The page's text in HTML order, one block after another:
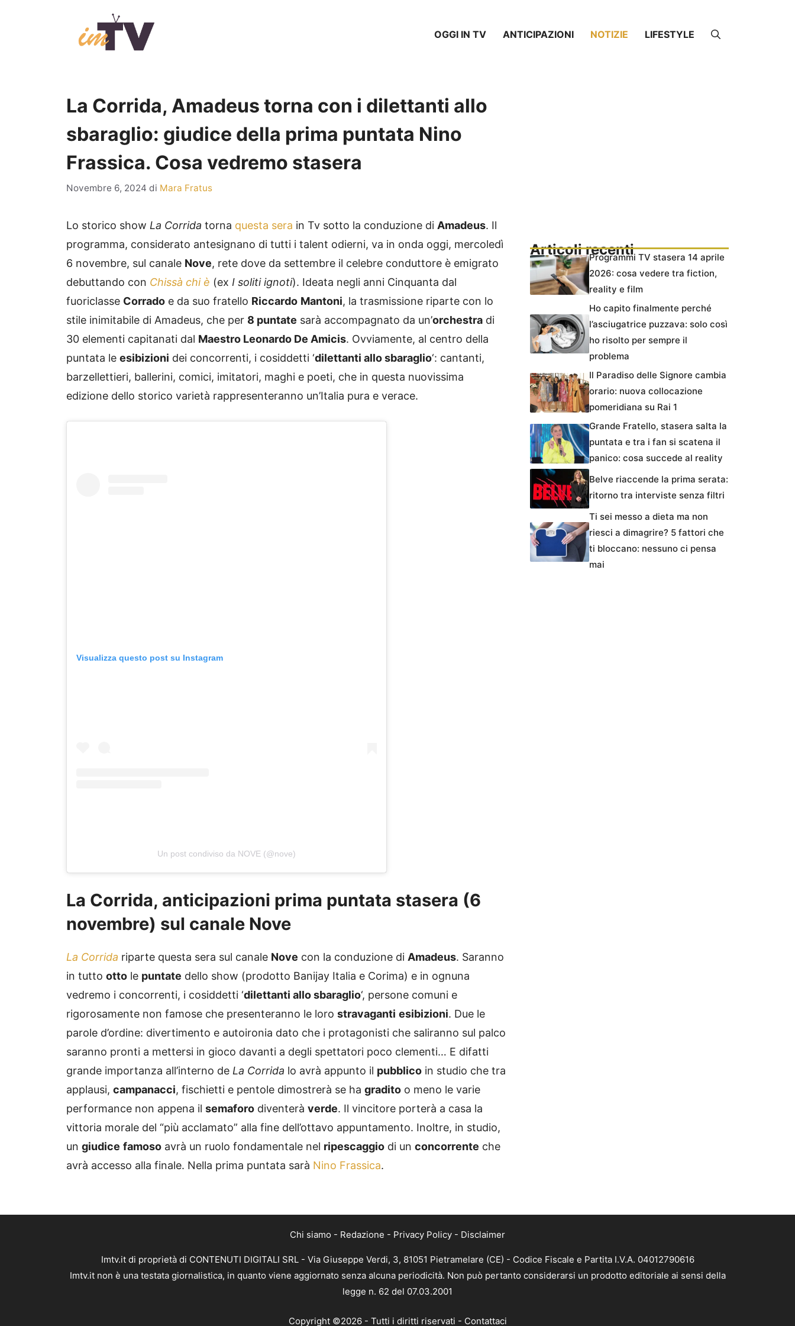
OGGI IN TV ANTICIPAZIONI NOTIZIE LIFESTYLE
La Corrida, Amadeus torna con i dilettanti allo
sbaraglio: giudice della prima puntata Nino
Frassica. Cosa vedremo stasera
Novembre 6, 2024 di Mara Fratus
Lo storico show La Corrida torna questa sera in Tv sotto la conduzione di Amadeus. Il
programma, considerato antesignano di tutti i talent odierni, va in onda oggi, mercoledì
6 novembre, sul canale Nove, rete dove da settembre il celebre conduttore è emigrato
debuttando con Chissà chi è (ex I soliti ignoti). Ideata negli anni Cinquanta dal
fuoriclasse Corrado e da suo fratello Riccardo Mantoni, la trasmissione riparte con lo
stile inimitabile di Amadeus, che per 8 puntate sarà accompagnato da un’orchestra di
30 elementi capitanati dal Maestro Leonardo De Amicis. Ovviamente, al centro della
puntata le esibizioni dei concorrenti, i cosiddetti ‘dilettanti allo sbaraglio‘: cantanti,
barzellettieri, ballerini, comici, imitatori, maghi e poeti, che in questa nuovissima
edizione dello storico varietà rappresenteranno un’Italia pura e verace.
Visualizza questo post su Instagram
Un post condiviso da NOVE (@nove)
La Corrida, anticipazioni prima puntata stasera (6
novembre) sul canale Nove
La Corrida riparte questa sera sul canale Nove con la conduzione di Amadeus. Saranno
in tutto otto le puntate dello show (prodotto Banijay Italia e Corima) e in ognuna
vedremo i concorrenti, i cosiddetti ‘dilettanti allo sbaraglio‘, persone comuni e
rigorosamente non famose che presenteranno le loro stravaganti esibizioni. Due le
parole d’ordine: divertimento e autoironia dato che i protagonisti che saliranno sul palco
saranno pronti a mettersi in gioco davanti a degli spettatori poco clementi… E difatti
grande importanza all’interno de La Corrida lo avrà appunto il pubblico in studio che tra
applausi, campanacci, fischietti e pentole dimostrerà se ha gradito o meno le varie
performance non appena il semaforo diventerà verde. Il vincitore porterà a casa la
vittoria morale del “più acclamato” alla fine dell’ottavo appuntamento. Inoltre, in studio,
un giudice famoso avrà un ruolo fondamentale nel ripescaggio di un concorrente che
avrà accesso alla finale. Nella prima puntata sarà Nino Frassica.
Articoli recentiProgrammi TV stasera 14 aprile
2026: cosa vedere tra fiction,
reality e film
Ho capito finalmente perché
l’asciugatrice puzzava: solo così
ho risolto per sempre il
problema
Il Paradiso delle Signore cambia
orario: nuova collocazione
pomeridiana su Rai 1
Grande Fratello, stasera salta la
puntata e tra i fan si scatena il
panico: cosa succede al reality
Belve riaccende la prima serata:
ritorno tra interviste senza filtri
Ti sei messo a dieta ma non
riesci a dimagrire? 5 fattori che
ti bloccano: nessuno ci pensa
mai
Chi siamo - Redazione - Privacy Policy - Disclaimer
Imtv.it di proprietà di CONTENUTI DIGITALI SRL - Via Giuseppe Verdi, 3, 81051 Pietramelare (CE) - Codice Fiscale e Partita I.V.A. 04012790616
Imtv.it non è una testata giornalistica, in quanto viene aggiornato senza alcuna periodicità. Non può pertanto considerarsi un prodotto editoriale ai sensi della
legge n. 62 del 07.03.2001
Copyright ©2026 - Tutti i diritti riservati - Contattaci